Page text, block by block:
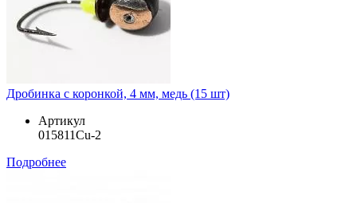
Дробинка с коронкой, 4 мм, медь (15 шт)
Артикул
015811Cu-2
Подробнее